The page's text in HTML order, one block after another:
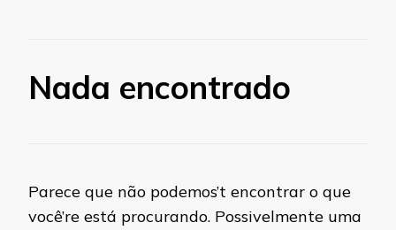
Nada encontrado
Parece que não podemos’t encontrar o que
você’re está procurando. Possivelmente uma